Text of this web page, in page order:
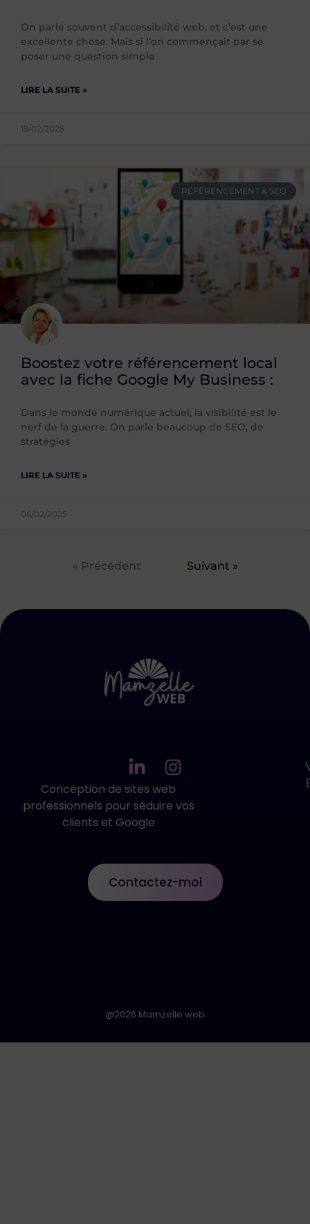
On parle souvent d’accessibilité web, et c’est une
excellente chose. Mais si l’on commençait par se
poser une question simple
LIRE LA SUITE »
19/02/2025
RÉFÉRENCEMENT & SEO
Boostez votre référencement local
avec la fiche Google My Business :
Dans le monde numérique actuel, la visibilité est le
nerf de la guerre. On parle beaucoup de SEO, de
stratégies
LIRE LA SUITE »
06/02/2025
« Précédent Suivant »
L
i
n
k
i
n
I
n
s
r
a
Conception de sites web
professionnels pour séduire vos
clients et Google
Contactez-moi
@2026 Mamzelle web